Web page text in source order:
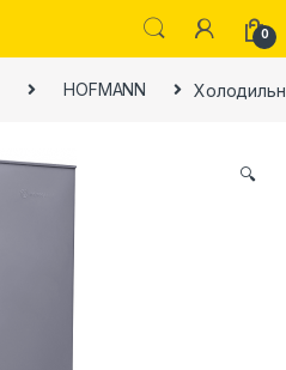
0
HOFMANN
🔍